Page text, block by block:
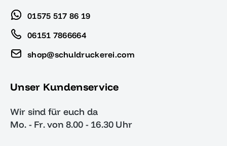
01575 517 86 19
06151 7866664
shop@schuldruckerei.com
Unser Kundenservice
Wir sind für euch da
Mo. - Fr. von 8.00 - 16.30 Uhr